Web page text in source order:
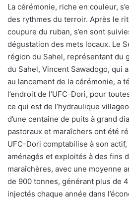
La cérémonie, riche en couleur,
des rythmes du terroir. Après le
coupure du ruban, s’en sont
dégustation des mets locaux. Le
région du Sahel, représentant du
du Sahel, Vincent Sawadogo, qui
au lancement de la cérémonie, a
l’endroit de l’UFC-Dori, pour
ce qui est de l’hydraulique
d’une centaine de puits à grand
pastoraux et maraîchers ont été
UFC-Dori comptabilise à son
aménagés et exploités à des fins
maraîchères, avec une moyenne
de 900 tonnes, générant plus de
injectés chaque année dans